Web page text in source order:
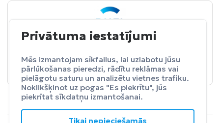
BALTA ceļojumu apdrošināšana
Apdrošināt
Privātuma iestatījumi
Mēs izmantojam sīkfailus, lai uzlabotu jūsu
pārlūkošanas pieredzi, rādītu reklāmas vai
pielāgotu saturu un analizētu vietnes trafiku.
Noklikšķinot uz pogas "Es piekrītu", jūs
piekrītat sīkdatņu izmantošanai.
Tikai nepieciešamās